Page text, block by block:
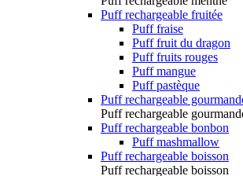
Puff rechargeable fruitée
Puff fraise
Puff fruit du dragon
Puff fruits rouges
Puff mangue
Puff pastèque
Puff rechargeable
Puff rechargeable
Puff rechargeable bonbon
Puff mashmallow
Puff rechargeable boisson
Puff rechargeable boisson